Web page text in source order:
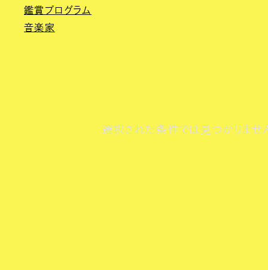
鑑賞プログラム
音楽家
選択された条件では見つかりませ